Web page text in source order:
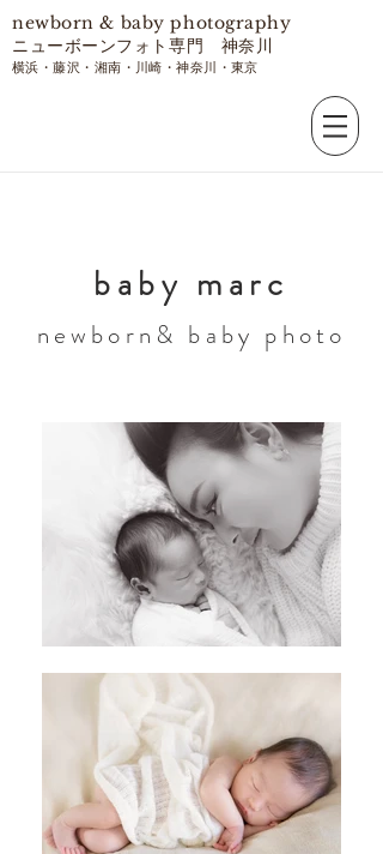
​newborn & baby photography
ニューボーンフォト専門 神奈川
​横浜・藤沢・湘南・川崎・神奈川・東京
​baby marc
​newborn& baby photo